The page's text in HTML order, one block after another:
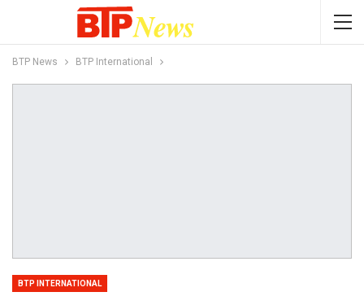
BTP News BTP International
BTP INTERNATIONAL